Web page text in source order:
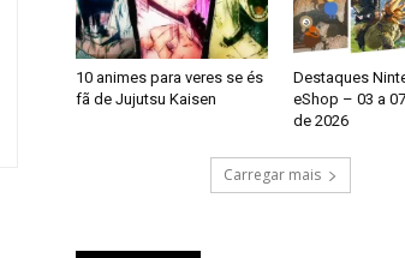
10 animes para veres se és
fã de Jujutsu Kaisen
Destaques
eShop – 03 a
de 2026
Carregar mais